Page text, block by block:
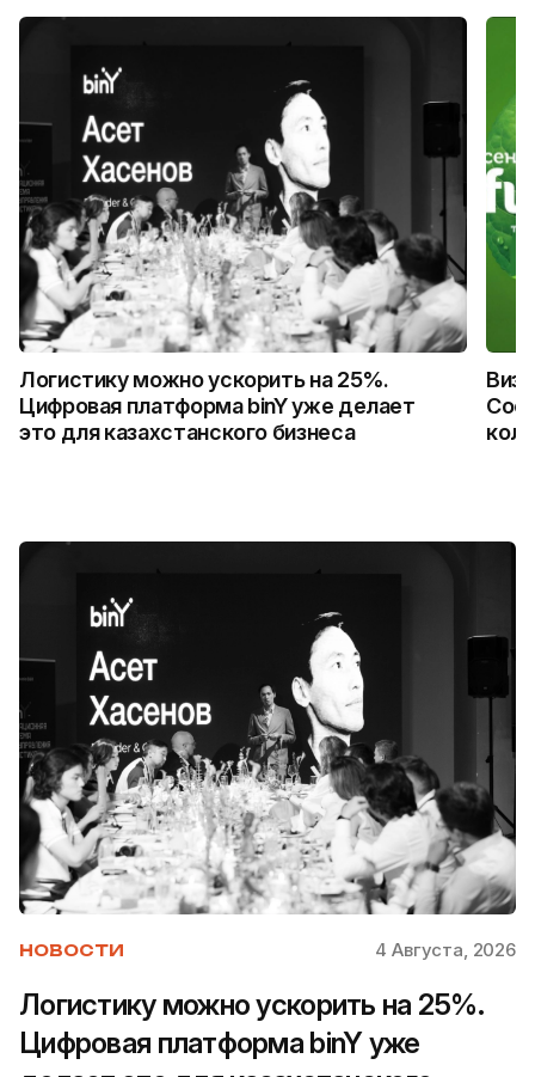
Логистику можно ускорить на 25%.
Цифровая платформа binY уже делает
это для казахстанского бизнеса
НОВОСТИ 4 Августа, 2026
Логистику можно ускорить на 25%.
Цифровая платформа binY уже